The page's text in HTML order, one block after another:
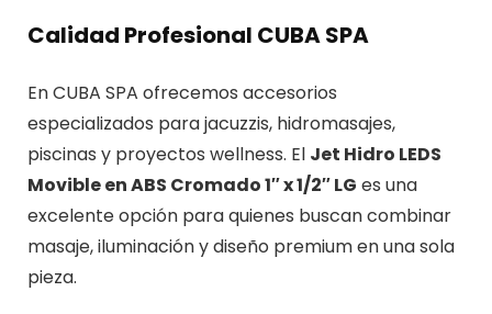
Calidad Profesional CUBA SPA
En CUBA SPA ofrecemos accesorios
especializados para jacuzzis, hidromasajes,
piscinas y proyectos wellness. El Jet Hidro LEDS
Movible en ABS Cromado 1″ x 1/2″ LG es una
excelente opción para quienes buscan combinar
masaje, iluminación y diseño premium en una sola
pieza.